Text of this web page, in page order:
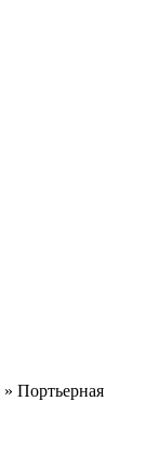
» Портьерная